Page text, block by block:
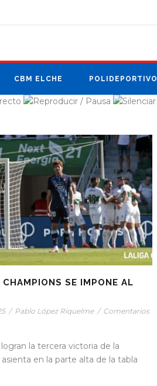
CBM ELCHE POLIDEPORTIVO
CHAMPIONS SE IMPONE AL
/ Pablo López Riquelme / Comentarios
la tercera victoria de la
en la parte alta de la tabla